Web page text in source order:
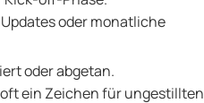
oder monatliche
oder abgetan.
ein Zeichen für ungestillten